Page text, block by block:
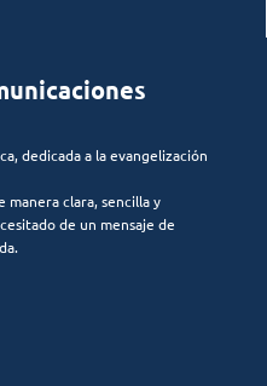
dedicada a la evangelización
manera clara, sencilla y
de un mensaje de